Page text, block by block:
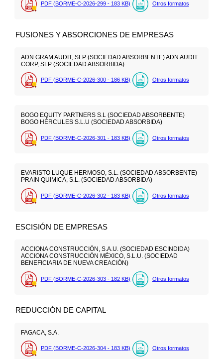
PDF (BORME-C-2026-299 - 183 KB) Otros formatos
FUSIONES Y ABSORCIONES DE EMPRESAS
ADN GRAM AUDIT, SLP (SOCIEDAD ABSORBENTE) ADN AUDIT
CORP, SLP (SOCIEDAD ABSORBIDA)
PDF (BORME-C-2026-300 - 186 KB) Otros formatos
BOGO EQUITY PARTNERS S.L (SOCIEDAD ABSORBENTE)
BOGO HÉRCULES S.L.U (SOCIEDAD ABSORBIDA)
PDF (BORME-C-2026-301 - 183 KB) Otros formatos
EVARISTO LUQUE HERMOSO, S.L. (SOCIEDAD ABSORBENTE)
PRAIN QUIMICA, S.L. (SOCIEDAD ABSORBIDA)
PDF (BORME-C-2026-302 - 183 KB) Otros formatos
ESCISIÓN DE EMPRESAS
ACCIONA CONSTRUCCIÓN, S.A.U. (SOCIEDAD ESCINDIDA)
ACCIONA CONSTRUCCIÓN MÉXICO, S.L.U. (SOCIEDAD
BENEFICIARIA DE NUEVA CREACIÓN)
PDF (BORME-C-2026-303 - 182 KB) Otros formatos
REDUCCIÓN DE CAPITAL
FAGACA, S.A.
PDF (BORME-C-2026-304 - 183 KB) Otros formatos